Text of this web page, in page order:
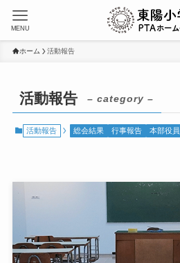
MENU
ホーム 活動報告
活動報告 – category –
活動報告 総会結果 行事報告 本部役員